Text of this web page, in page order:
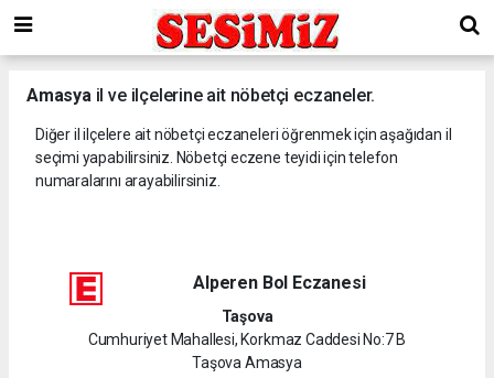
Amasya il ve ilçelerine ait nöbetçi eczaneler.
Diğer il ilçelere ait nöbetçi eczaneleri öğrenmek için aşağıdan il
seçimi yapabilirsiniz. Nöbetçi eczene teyidi için telefon
numaralarını arayabilirsiniz.
Alperen Bol Eczanesi
Taşova
Cumhuriyet Mahallesi, Korkmaz Caddesi No:7 B
Taşova Amasya